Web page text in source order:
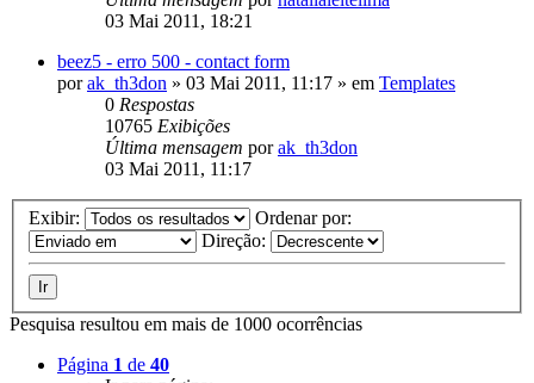
03 Mai 2011, 18:21
beez5 - erro 500 - contact form
porak_th3don » 03 Mai 2011, 11:17 » em Templates
0 Respostas
10765 Exibições
Última mensagem porak_th3don
03 Mai 2011, 11:17
Exibir:
Ordenar por:
Direção:
Pesquisa resultou em mais de 1000 ocorrências
Página 1 de 40